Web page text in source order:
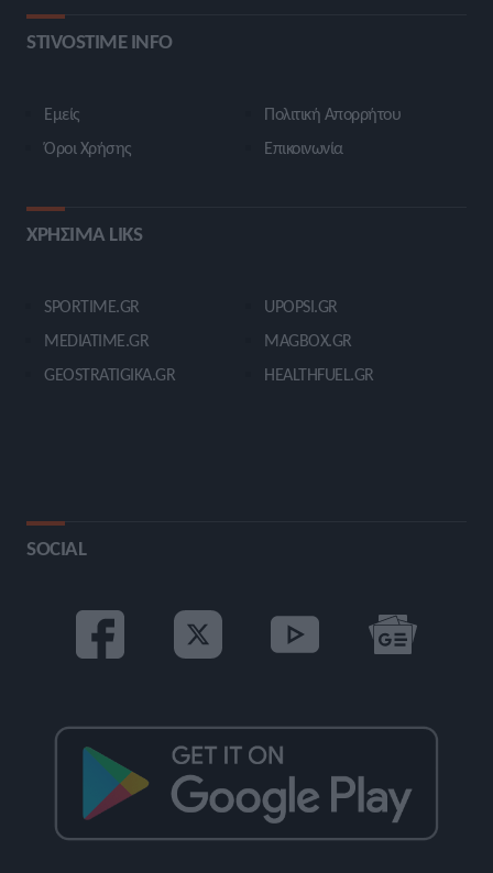
STIVOSTIME INFO
Εμείς
Όροι Χρήσης
Πολιτική Απορρήτου
Επικοινωνία
ΧΡΗΣΙΜΑ LIKS
SPORTIME.GR
MEDIATIME.GR
GEOSTRATIGIKA.GR
UPOPSI.GR
MAGBOX.GR
HEALTHFUEL.GR
SOCIAL